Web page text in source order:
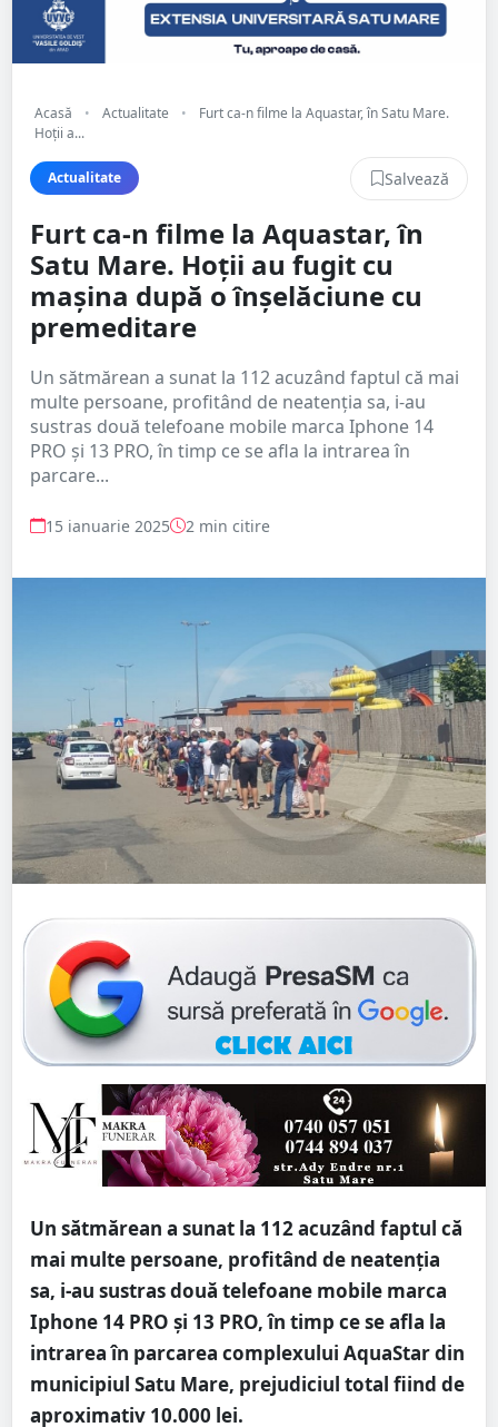
Acasă • Actualitate •
Furt ca-n filme la Aquastar, în Satu Mare.
Hoții a...
Actualitate Salvează
Furt ca-n filme la Aquastar, în
Satu Mare. Hoții au fugit cu
mașina după o înșelăciune cu
premeditare
Un sătmărean a sunat la 112 acuzând faptul că mai
multe persoane, profitând de neatenția sa, i-au
sustras două telefoane mobile marca Iphone 14
PRO și 13 PRO, în timp ce se afla la intrarea în
parcare...
15 ianuarie 2025 2 min citire
Un sătmărean a sunat la 112 acuzând faptul că
mai multe persoane, profitând de neatenția
sa, i-au sustras două telefoane mobile marca
Iphone 14 PRO și 13 PRO, în timp ce se afla la
intrarea în parcarea complexului AquaStar din
municipiul Satu Mare, prejudiciul total fiind de
aproximativ 10.000 lei.